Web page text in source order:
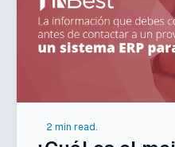
2 min read.